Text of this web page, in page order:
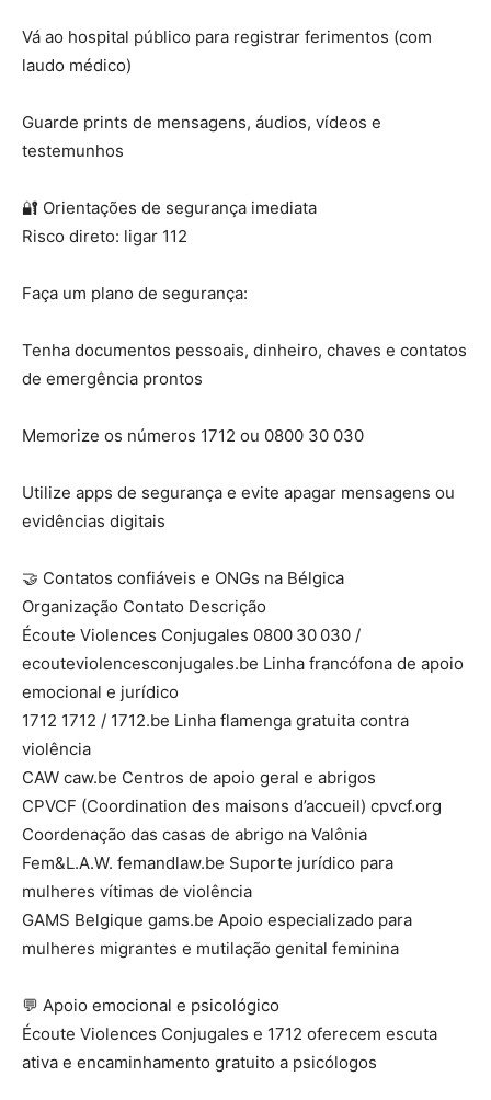
Vá ao hospital público para registrar ferimentos (com
laudo médico)
Guarde prints de mensagens, áudios, vídeos e
testemunhos
🔐 Orientações de segurança imediata
Risco direto: ligar 112
Faça um plano de segurança:
Tenha documentos pessoais, dinheiro, chaves e contatos
de emergência prontos
Memorize os números 1712 ou 0800 30 030
Utilize apps de segurança e evite apagar mensagens ou
evidências digitais
🤝 Contatos confiáveis e ONGs na Bélgica
Organização Contato Descrição
Écoute Violences Conjugales 0800 30 030 /
ecouteviolencesconjugales.be Linha francófona de apoio
emocional e jurídico
1712 1712 / 1712.be Linha flamenga gratuita contra
violência
CAW caw.be Centros de apoio geral e abrigos
CPVCF (Coordination des maisons d’accueil) cpvcf.org
Coordenação das casas de abrigo na Valônia
Fem&L.A.W. femandlaw.be Suporte jurídico para
mulheres vítimas de violência
GAMS Belgique gams.be Apoio especializado para
mulheres migrantes e mutilação genital feminina
💬 Apoio emocional e psicológico
Écoute Violences Conjugales e 1712 oferecem escuta
ativa e encaminhamento gratuito a psicólogos